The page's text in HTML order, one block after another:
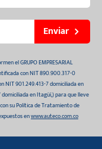
Enviar
el GRUPO EMPRESARIAL
con NIT 890.900.317-0
NIT 901.249.413-7 domiciliada en
domiciliada en Itagüí,) para que lleve
su Política de Tratamiento de
enwww.auteco.com.co